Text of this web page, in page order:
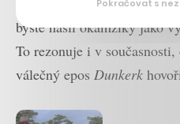
byste našli okamžiky jako
To rezonuje i v
válečný epos Dunkerk
Pokračovat s